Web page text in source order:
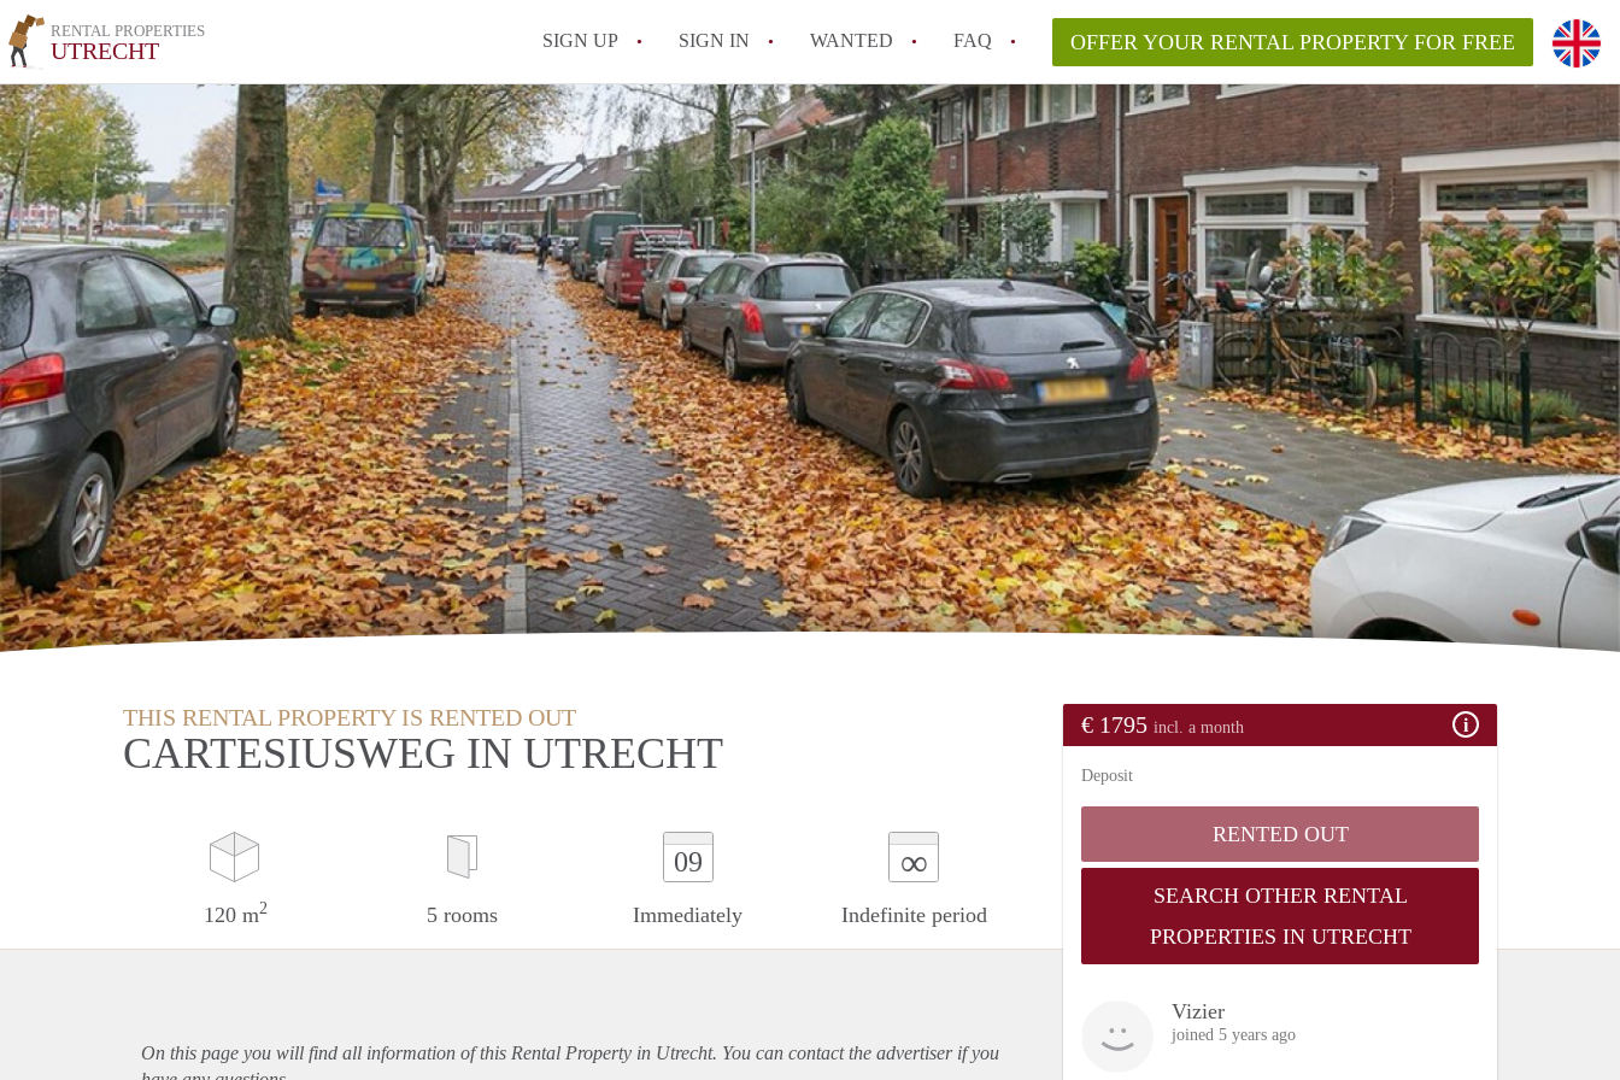
RENTAL PROPERTIES
UTRECHT SIGN UP SIGN IN WANTED FAQ
All FAQs
OFFER YOUR RENTAL PROPERTY FOR FREE
THIS RENTAL PROPERTY IS RENTED OUT
CARTESIUSWEG IN UTRECHT
120 m2 5 rooms
09
Immediately
∞
Indefinite period
€ 1795 incl. a month
Deposit
RENTED OUT
SEARCH OTHER RENTAL
PROPERTIES IN UTRECHT
Vizier
joined 5 years ago
On this page you will find all information of this Rental Property in Utrecht. You can contact the advertiser if you